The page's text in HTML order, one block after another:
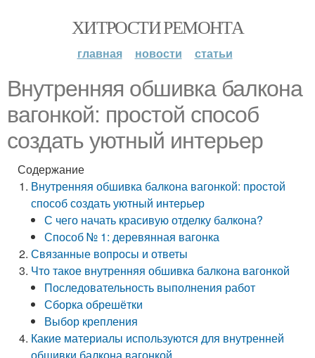
ХИТРОСТИ РЕМОНТА
главная новости статьи
Внутренняя обшивка балкона
вагонкой: простой способ
создать уютный интерьер
Содержание
Внутренняя обшивка балкона вагонкой: простой
способ создать уютный интерьер
С чего начать красивую отделку балкона?
Способ № 1: деревянная вагонка
Связанные вопросы и ответы
Что такое внутренняя обшивка балкона вагонкой
Последовательность выполнения работ
Сборка обрешётки
Выбор крепления
Какие материалы используются для внутренней